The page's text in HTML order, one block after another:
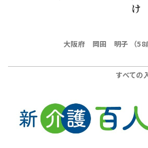
大阪府 岡田 明子 （58
すべての